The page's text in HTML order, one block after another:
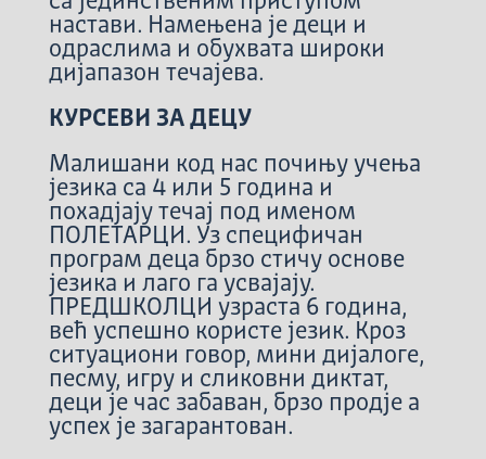
настави. Намењена је деци и
одраслима и обухвата широки
дијапазон течајева.
КУРСЕВИ ЗА ДЕЦУ
Малишани код нас почињу учења
језика са 4 или 5 година и
похадјају течај под именом
ПОЛЕТАРЦИ. Уз специфичан
програм деца брзо стичу основе
језика и лаго га усвајају.
ПРЕДШКОЛЦИ узраста 6 година,
већ успешно користе језик. Кроз
ситуациони говор, мини дијалоге,
песму, игру и сликовни диктат,
деци је час забаван, брзо продје а
успех је загарантован.